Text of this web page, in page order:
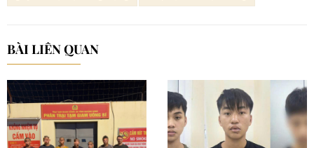
BÀI LIÊN QUAN